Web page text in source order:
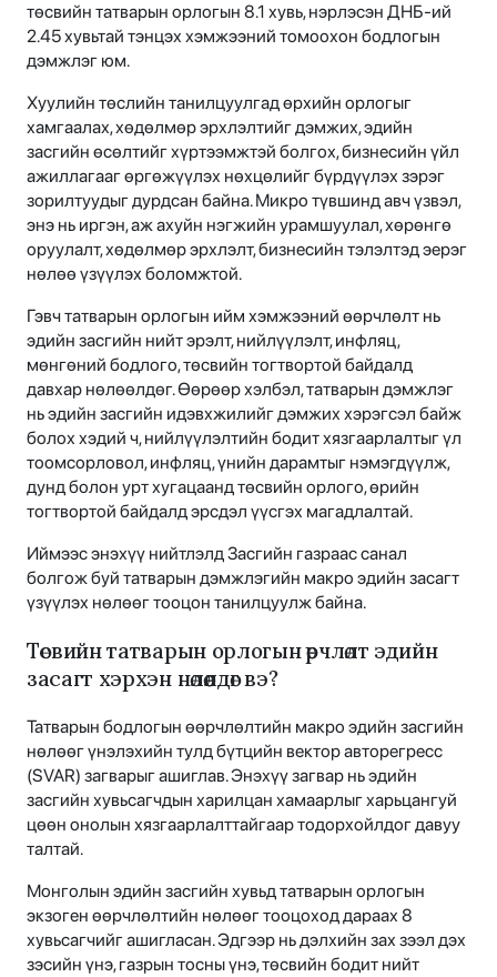
төсвийн татварын орлогын 8.1 хувь, нэрлэсэн ДНБ-ий
2.45 хувьтай тэнцэх хэмжээний томоохон бодлогын
дэмжлэг юм.
Хуулийн төслийн танилцуулгад өрхийн орлогыг
хамгаалах, хөдөлмөр эрхлэлтийг дэмжих, эдийн
засгийн өсөлтийг хүртээмжтэй болгох, бизнесийн үйл
ажиллагааг өргөжүүлэх нөхцөлийг бүрдүүлэх зэрэг
зорилтуудыг дурдсан байна. Микро түвшинд авч үзвэл,
энэ нь иргэн, аж ахуйн нэгжийн урамшуулал, хөрөнгө
оруулалт, хөдөлмөр эрхлэлт, бизнесийн тэлэлтэд эерэг
нөлөө үзүүлэх боломжтой.
Гэвч татварын орлогын ийм хэмжээний өөрчлөлт нь
эдийн засгийн нийт эрэлт, нийлүүлэлт, инфляц,
мөнгөний бодлого, төсвийн тогтвортой байдалд
давхар нөлөөлдөг. Өөрөөр хэлбэл, татварын дэмжлэг
нь эдийн засгийн идэвхжилийг дэмжих хэрэгсэл байж
болох хэдий ч, нийлүүлэлтийн бодит хязгаарлалтыг үл
тоомсорловол, инфляц, үнийн дарамтыг нэмэгдүүлж,
дунд болон урт хугацаанд төсвийн орлого, өрийн
тогтвортой байдалд эрсдэл үүсгэх магадлалтай.
Иймээс энэхүү нийтлэлд Засгийн газраас санал
болгож буй татварын дэмжлэгийн макро эдийн засагт
үзүүлэх нөлөөг тооцон танилцуулж байна.
Төсвийн татварын орлогын өөрчлөлт эдийн
засагт хэрхэн нөлөөлдөг вэ?
Татварын бодлогын өөрчлөлтийн макро эдийн засгийн
нөлөөг үнэлэхийн тулд бүтцийн вектор авторегресс
(SVAR) загварыг ашиглав. Энэхүү загвар нь эдийн
засгийн хувьсагчдын харилцан хамаарлыг харьцангуй
цөөн онолын хязгаарлалттайгаар тодорхойлдог давуу
талтай.
Монголын эдийн засгийн хувьд татварын орлогын
экзоген өөрчлөлтийн нөлөөг тооцоход дараах 8
хувьсагчийг ашигласан. Эдгээр нь дэлхийн зах зээл дэх
зэсийн үнэ, газрын тосны үнэ, төсвийн бодит нийт